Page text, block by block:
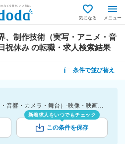
気になる メニュー
、制作技術（実写・アニメ・音
祝休み の転職・求人検索結果
条件で並び替え
[職種]制作技術（実写・アニメ・音響・カメラ・舞台）-映像・映画・音響・イベント・芸能関連 [業種]旅行・宿泊・レジャー業界 [詳細条件](休日・働き方)土日祝休み
新着求人をいつでもチェック
この条件を保存